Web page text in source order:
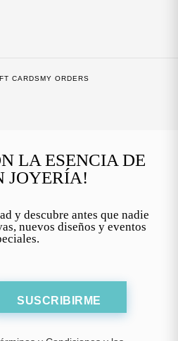
CARDSMY ORDERS
LA ESENCIA DE
JOYERÍA!
y descubre antes que nadie
nuevos diseños y eventos